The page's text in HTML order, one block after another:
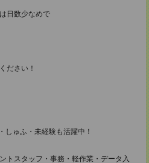
日数少なめで
ださい！
ゅふ・未経験も活躍中！
トスタッフ・事務・軽作業・データ入